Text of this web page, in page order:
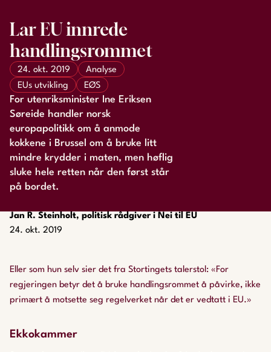
Jan R. Steinholt, politisk rådgiver i Nei til EU
24. okt. 2019
Lar EU innrede
handlingsrommet
24. okt. 2019
Analyse
EUs utvikling
EØS
For utenriksminister Ine Eriksen
Søreide handler norsk
europapolitikk om å anmode
kokkene i Brussel om å bruke litt
mindre krydder i maten, men høflig
sluke hele retten når den først står
på bordet.
Eller som hun selv sier det fra Stortingets talerstol: «For
regjeringen betyr det å bruke handlingsrommet å påvirke, ikke
primært å motsette seg regelverket når det er vedtatt i EU.»
Ekkokammer